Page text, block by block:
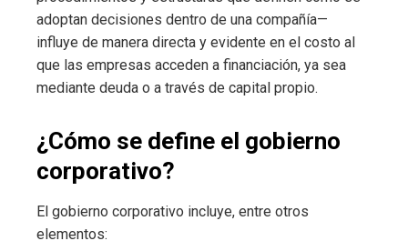
adoptan decisiones dentro de una compañía—
influye de manera directa y evidente en el costo al
que las empresas acceden a financiación, ya sea
mediante deuda o a través de capital propio.
¿Cómo se define el gobierno
corporativo?
El gobierno corporativo incluye, entre otros
elementos: